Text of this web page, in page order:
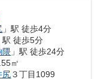
」駅 徒歩4分
駅 徒歩5分
隈 」駅 徒歩24分
㎡
尻３丁目1099